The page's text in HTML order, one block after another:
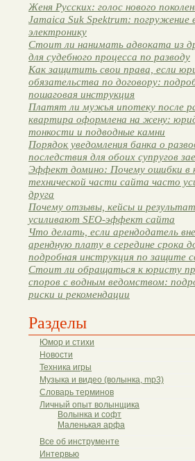
Женя Русских: голос нового
Jamaica Suk Spektrum: погружение
электронику
Стоит ли нанимать адвоката из
для судебного процесса по разводу
Как защитить свои права, если
обязательства по договору:
пошаговая инструкция
Платят ли мужья ипотеку после
квартира оформлена на жену:
тонкости и подводные камни
Порядок уведомления банка о
последствия для обоих супругов
Эффект домино: Почему ошибки в
технической части сайта часто
друга
Почему отзывы, кейсы и
усиливают SEO-эффект сайта
Что делать, если арендодатель
арендную плату в середине срока
подробная инструкция по защите
Стоит ли обращаться к юристу
споров с водным ведомством:
риски и рекомендации
Разделы
Юмор и стихи
Новости
Техника игры
Музыка и видео (волынка, mp3)
Словарь терминов
Личный опыт волынщика
Волынка и софт
Маленькая арфа
Все об инструменте
Интервью